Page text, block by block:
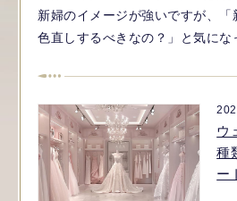
新婦のイメージが強いですが、「
色直しするべきなの？」と気に
ウ
種
ー